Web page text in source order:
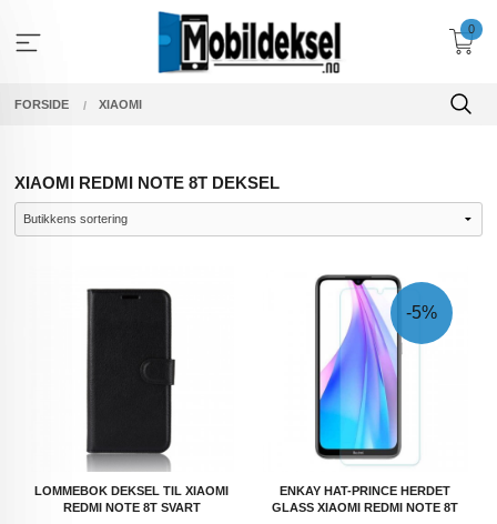
innholdet
0
FORSIDE XIAOMI
XIAOMI REDMI NOTE 8T DEKSEL
LOMMEBOK DEKSEL TIL XIAOMI
REDMI NOTE 8T SVART
ENKAY HAT-PRINCE HERDET
GLASS XIAOMI REDMI NOTE 8T
-5%